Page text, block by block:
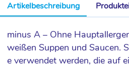
Artikelbeschreibung
minus A – Ohne
weißen Suppen und Saucen.
e verwendet werden, die auf